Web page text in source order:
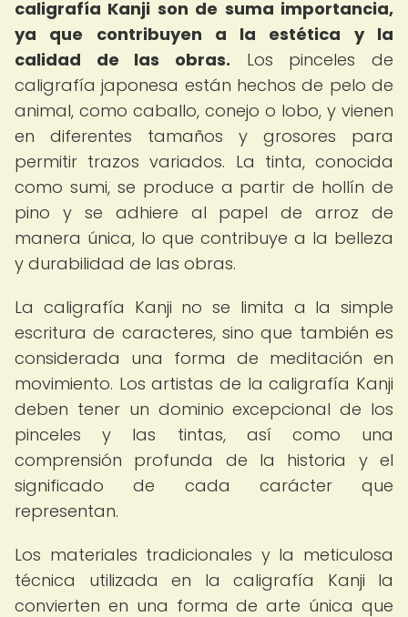
caligrafía Kanji son de suma importancia,
ya que contribuyen a la estética y la
calidad de las obras. Los pinceles de
caligrafía japonesa están hechos de pelo de
animal, como caballo, conejo o lobo, y vienen
en diferentes tamaños y grosores para
permitir trazos variados. La tinta, conocida
como sumi, se produce a partir de hollín de
pino y se adhiere al papel de arroz de
manera única, lo que contribuye a la belleza
y durabilidad de las obras.
La caligrafía Kanji no se limita a la simple
escritura de caracteres, sino que también es
considerada una forma de meditación en
movimiento. Los artistas de la caligrafía Kanji
deben tener un dominio excepcional de los
pinceles y las tintas, así como una
comprensión profunda de la historia y el
significado de cada carácter que
representan.
Los materiales tradicionales y la meticulosa
técnica utilizada en la caligrafía Kanji la
convierten en una forma de arte única que